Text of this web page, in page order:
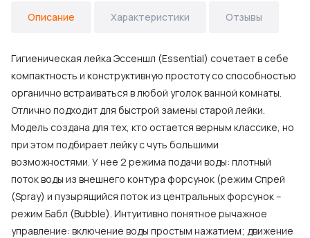
Описание Характеристики Отзывы
Гигиеническая лейка Эссеншл (Essential) сочетает в себе
компактность и конструктивную простоту со способностью
органично встраиваться в любой уголок ванной комнаты.
Отлично подходит для быстрой замены старой лейки.
Модель создана для тех, кто остается верным классике, но
при этом подбирает лейку с чуть большими
возможностями. У нее 2 режима подачи воды: плотный
поток воды из внешнего контура форсунок (режим Спрей
(Spray) и пузырящийся поток из центральных форсунок –
режим Бабл (Bubble). Интуитивно понятное рычажное
управление: включение воды простым нажатием; движение